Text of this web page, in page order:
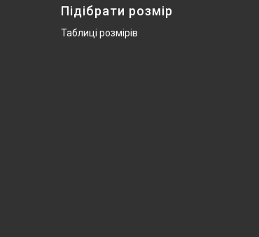
Підібрати розмір
Таблиці розмірів